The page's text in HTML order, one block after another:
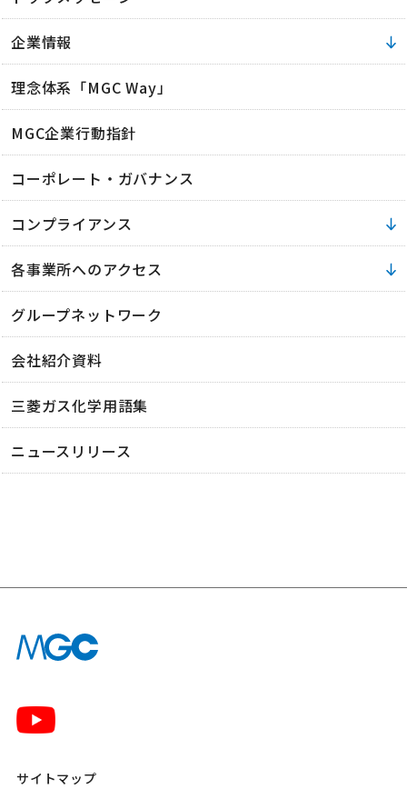
企業情報
理念体系「MGC Way」
MGC企業行動指針
コーポレート・ガバナンス
コンプライアンス
各事業所へのアクセス
グループネットワーク
会社紹介資料
三菱ガス化学用語集
ニュースリリース
サイトマップ